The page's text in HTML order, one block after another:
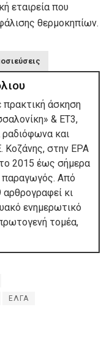
εταιρεία που
θερμοκηπίων.
άσκηση
& ΕΤ3,
ραδιόφωνα και
Κοζάνης, στην ΕΡΑ
2015 έως σήμερα
παραγωγός. Από
κι
ενημερωτικό
τομέα,
ΕΛΓΑ